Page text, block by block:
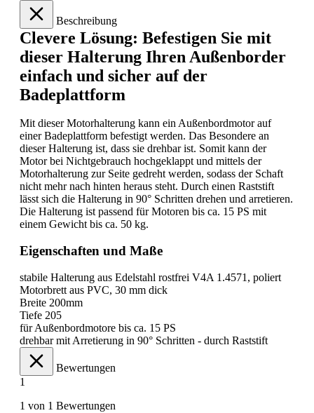
Beschreibung
Clevere Lösung: Befestigen Sie mit
dieser Halterung Ihren Außenborder
einfach und sicher auf der
Badeplattform
Mit dieser Motorhalterung kann ein Außenbordmotor auf
einer Badeplattform befestigt werden. Das Besondere an
dieser Halterung ist, dass sie drehbar ist. Somit kann der
Motor bei Nichtgebrauch hochgeklappt und mittels der
Motorhalterung zur Seite gedreht werden, sodass der Schaft
nicht mehr nach hinten heraus steht. Durch einen Raststift
lässt sich die Halterung in 90° Schritten drehen und arretieren.
Die Halterung ist passend für Motoren bis ca. 15 PS mit
einem Gewicht bis ca. 50 kg.
Eigenschaften und Maße
stabile Halterung aus Edelstahl rostfrei V4A 1.4571, poliert
Motorbrett aus PVC, 30 mm dick
Breite 200mm
Tiefe 205
für Außenbordmotore bis ca. 15 PS
drehbar mit Arretierung in 90° Schritten - durch Raststift
Bewertungen
1
1 von 1 Bewertungen